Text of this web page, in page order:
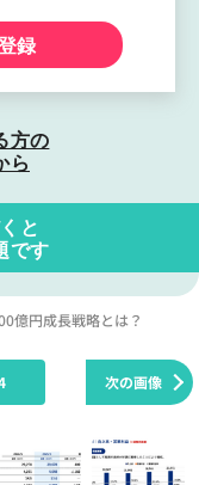
録
方の
ら
と
です
億円成長戦略とは？
次の画像